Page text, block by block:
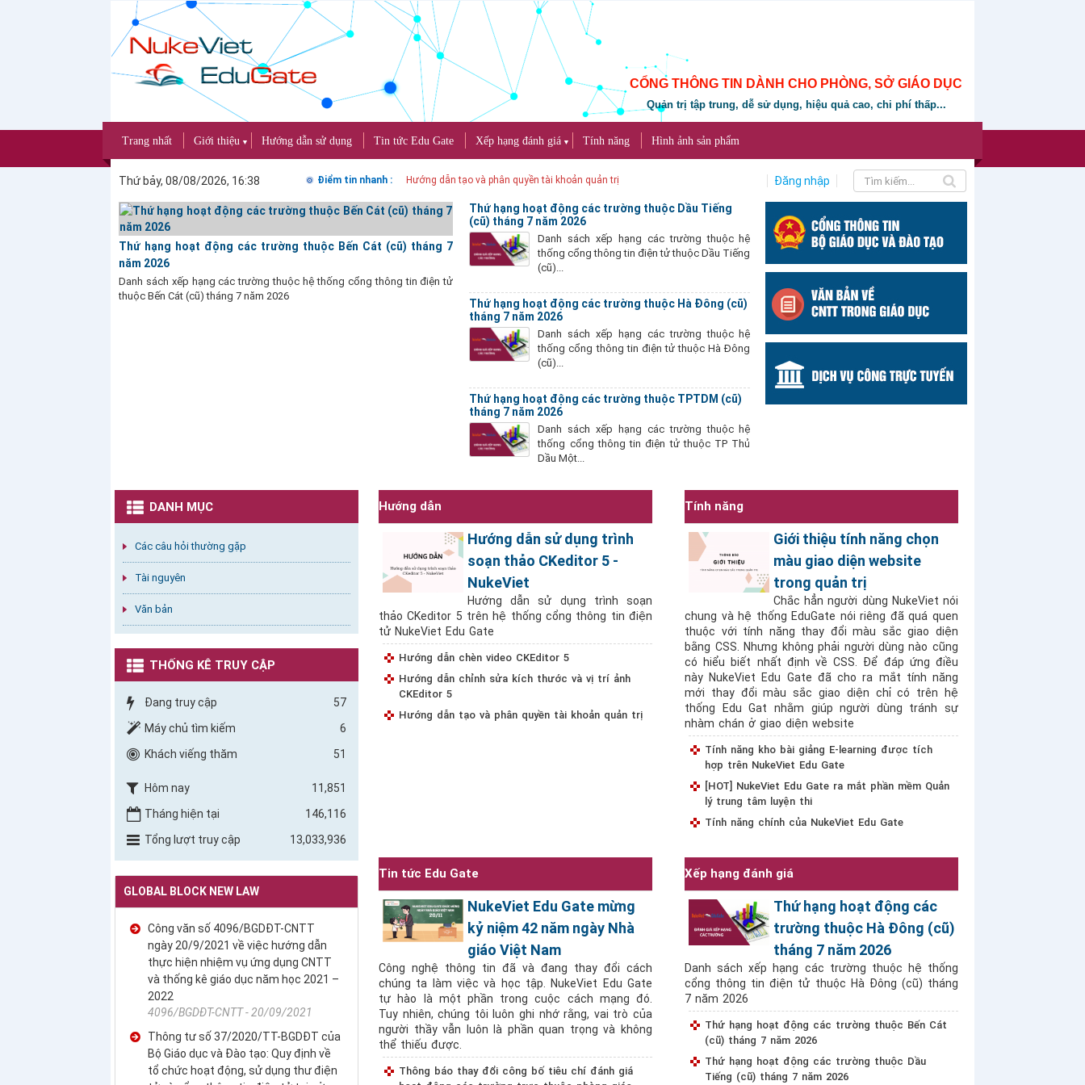
CỔNG THÔNG TIN DÀNH CHO PHÒNG, SỞ GIÁO DỤC
Quản trị tập trung, dễ sử dụng, hiệu quả cao, chi phí thấp...
Trang nhất Giới thiệu ▼ Hướng dẫn sử dụng Tin tức Edu Gate Xếp hạng đánh giá ▼ Tính năng Hình ảnh sản phẩm
Thứ bảy, 08/08/2026, 16:38 Điểm tin nhanh : Hướng dẫn chỉnh sửa kích thước và vị trí ảnh CKEditor 5 Đăng nhập
Thứ hạng hoạt động các trường thuộc Bến Cát (cũ) tháng 7
năm 2026
Danh sách xếp hạng các trường thuộc hệ thống cổng thông tin điện tử
thuộc Bến Cát (cũ) tháng 7 năm 2026
Thứ hạng hoạt động các trường thuộc Dầu Tiếng
(cũ) tháng 7 năm 2026
Danh sách xếp hạng các trường thuộc hệ
thống cổng thông tin điện tử thuộc Dầu Tiếng
(cũ)...
Thứ hạng hoạt động các trường thuộc Hà Đông (cũ)
tháng 7 năm 2026
Danh sách xếp hạng các trường thuộc hệ
thống cổng thông tin điện tử thuộc Hà Đông
(cũ)...
Thứ hạng hoạt động các trường thuộc TPTDM (cũ)
tháng 7 năm 2026
Danh sách xếp hạng các trường thuộc hệ
thống cổng thông tin điện tử thuộc TP Thủ
Dầu Một...
Hướng dẫn
Hướng dẫn sử dụng trình
soạn thảo CKeditor 5 -
NukeViet
Hướng dẫn sử dụng trình soạn
thảo CKeditor 5 trên hệ thống cổng thông tin điện
tử NukeViet Edu Gate
Hướng dẫn chèn video CKEditor 5
Hướng dẫn chỉnh sửa kích thước và vị trí ảnh
CKEditor 5
Hướng dẫn tạo và phân quyền tài khoản quản trị
Tính năng
Giới thiệu tính năng chọn
màu giao diện website
trong quản trị
Chắc hẳn người dùng NukeViet nói
chung và hệ thống EduGate nói riêng đã quá quen
thuộc với tính năng thay đổi màu sắc giao diện
bằng CSS. Nhưng không phải người dùng nào cũng
có hiểu biết nhất định về CSS. Để đáp ứng điều
này NukeViet Edu Gate đã cho ra mắt tính năng
mới thay đổi màu sắc giao diện chỉ có trên hệ
thống Edu Gat nhằm giúp người dùng tránh sự
nhàm chán ở giao diện website
Tính năng kho bài giảng E-learning được tích
hợp trên NukeViet Edu Gate
[HOT] NukeViet Edu Gate ra mắt phần mềm Quản
lý trung tâm luyện thi
Tính năng chính của NukeViet Edu Gate
Tin tức Edu Gate
NukeViet Edu Gate mừng
kỷ niệm 42 năm ngày Nhà
giáo Việt Nam
Công nghệ thông tin đã và đang thay đổi cách
chúng ta làm việc và học tập. NukeViet Edu Gate
tự hào là một phần trong cuộc cách mạng đó.
Tuy nhiên, chúng tôi luôn ghi nhớ rằng, vai trò của
người thầy vẫn luôn là phần quan trọng và không
thể thiếu được.
Thông báo thay đổi công bố tiêu chí đánh giá
Xếp hạng đánh giá
Thứ hạng hoạt động các
trường thuộc Hà Đông (cũ)
tháng 7 năm 2026
Danh sách xếp hạng các trường thuộc hệ thống
cổng thông tin điện tử thuộc Hà Đông (cũ) tháng
7 năm 2026
Thứ hạng hoạt động các trường thuộc Bến Cát
(cũ) tháng 7 năm 2026
Thứ hạng hoạt động các trường thuộc Dầu
Tiếng (cũ) tháng 7 năm 2026
DANH MỤC
Các câu hỏi thường gặp
Tài nguyên
Văn bản
THỐNG KÊ TRUY CẬP
Đang truy cập
57
Máy chủ tìm kiếm
6
Khách viếng thăm
51
Hôm nay
11,851
Tháng hiện tại
146,116
Tổng lượt truy cập
13,033,936
GLOBAL BLOCK NEW LAW
Công văn số 4096/BGDĐT-CNTT
ngày 20/9/2021 về việc hướng dẫn
thực hiện nhiệm vụ ứng dụng CNTT
và thống kê giáo dục năm học 2021 –
2022
4096/BGDĐT-CNTT - 20/09/2021
Thông tư số 37/2020/TT-BGDĐT của
Bộ Giáo dục và Đào tạo: Quy định về
tổ chức hoạt động, sử dụng thư điện